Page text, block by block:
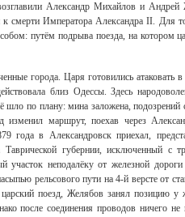
Александр Михайлов и Андрей
смерти Императора Александра II. Для
путём подрыва поезда, на котором
города. Царя готовились атаковать
близ Одессы. Здесь
по плану: мина заложена, подозрений
изменил маршрут, поехав через
года в Александровск приехал,
губернии, исключенный с
участок неподалёку от железной
рельсового пути на 4-й версте от
поезд, Желябов занял позицию у
после соединения проводов ничего не